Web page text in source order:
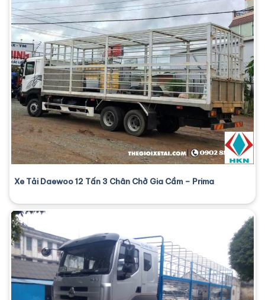
Xe Tải Daewoo 12 Tấn 3 Chân Chở Gia Cầm – Prima